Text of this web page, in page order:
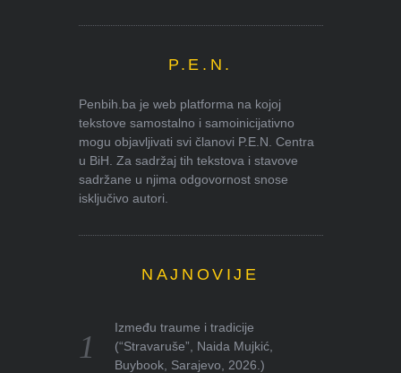
P.E.N.
Penbih.ba je web platforma na kojoj
tekstove samostalno i samoinicijativno
mogu objavljivati svi članovi P.E.N. Centra
u BiH. Za sadržaj tih tekstova i stavove
sadržane u njima odgovornost snose
isključivo autori.
NAJNOVIJE
Između traume i tradicije
(“Stravaruše”, Naida Mujkić,
Buybook, Sarajevo, 2026.)